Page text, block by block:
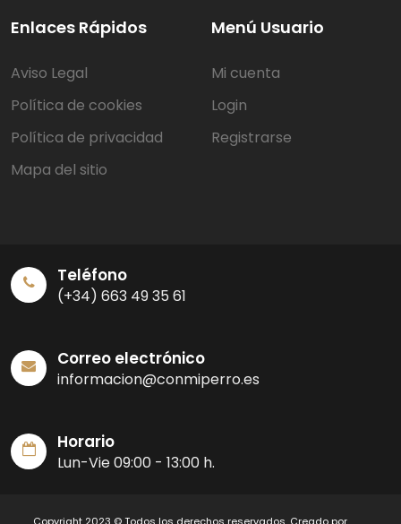
Enlaces Rápidos
Aviso Legal
Política de cookies
Política de privacidad
Mapa del sitio
Menú Usuario
Mi cuenta
Login
Registrarse
Teléfono
(+34) 663 49 35 61
Correo electrónico
informacion@conmiperro.es
Horario
Lun-Vie 09:00 - 13:00 h.